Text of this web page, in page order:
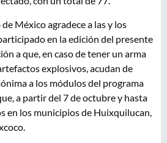
México agradece a las y los
en la edición del presente
a que, en caso de tener un arma
explosivos, acudan de
a los módulos del programa
a partir del 7 de octubre y hasta
en los municipios de Huixquilucan,